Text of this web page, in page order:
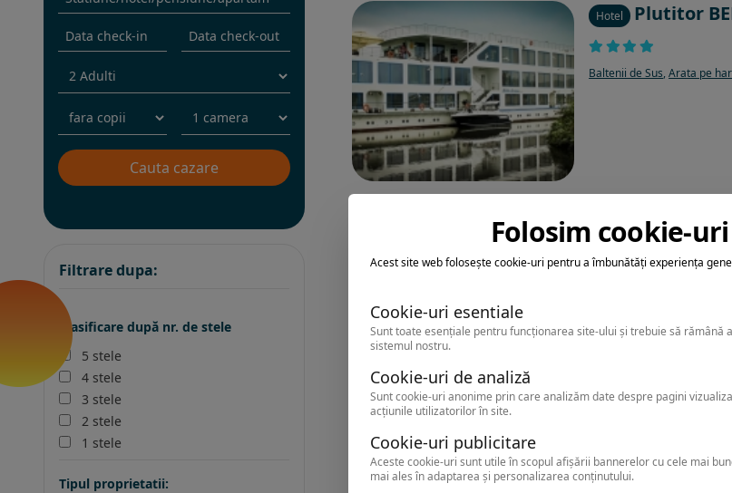
Filtrare dupa:
Clasificare după nr. de stele
5 stele
4 stele
3 stele
2 stele
1 stele
Tipul proprietatii:
Hotel Plutitor
Baltenii de Sus,Arata pe
Casa de vacanta
Folosim cookie-uri
Acest site web folosește cookie-uri pentru a îmbunătăți experiența
Cookie-uri esentiale
Sunt toate esențiale pentru funcționarea site-ului și trebuie să rămână
sistemul nostru.
Cookie-uri de analiză
Sunt cookie-uri anonime prin care analizăm date despre pagini
acțiunile utilizatorilor în site.
Cookie-uri publicitare
Aceste cookie-uri sunt utile în scopul afișării bannerelor cu cele mai
mai ales în adaptarea și personalizarea conținutului.